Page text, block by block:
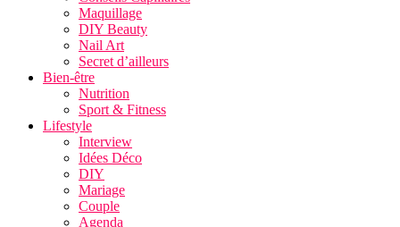
Maquillage
DIY Beauty
Nail Art
Secret d’ailleurs
Bien-être
Nutrition
Sport & Fitness
Lifestyle
Interview
Idées Déco
DIY
Mariage
Couple
Agenda